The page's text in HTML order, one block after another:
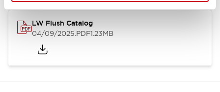
LW Flush Catalog
04/09/2025.PDF1.23MB